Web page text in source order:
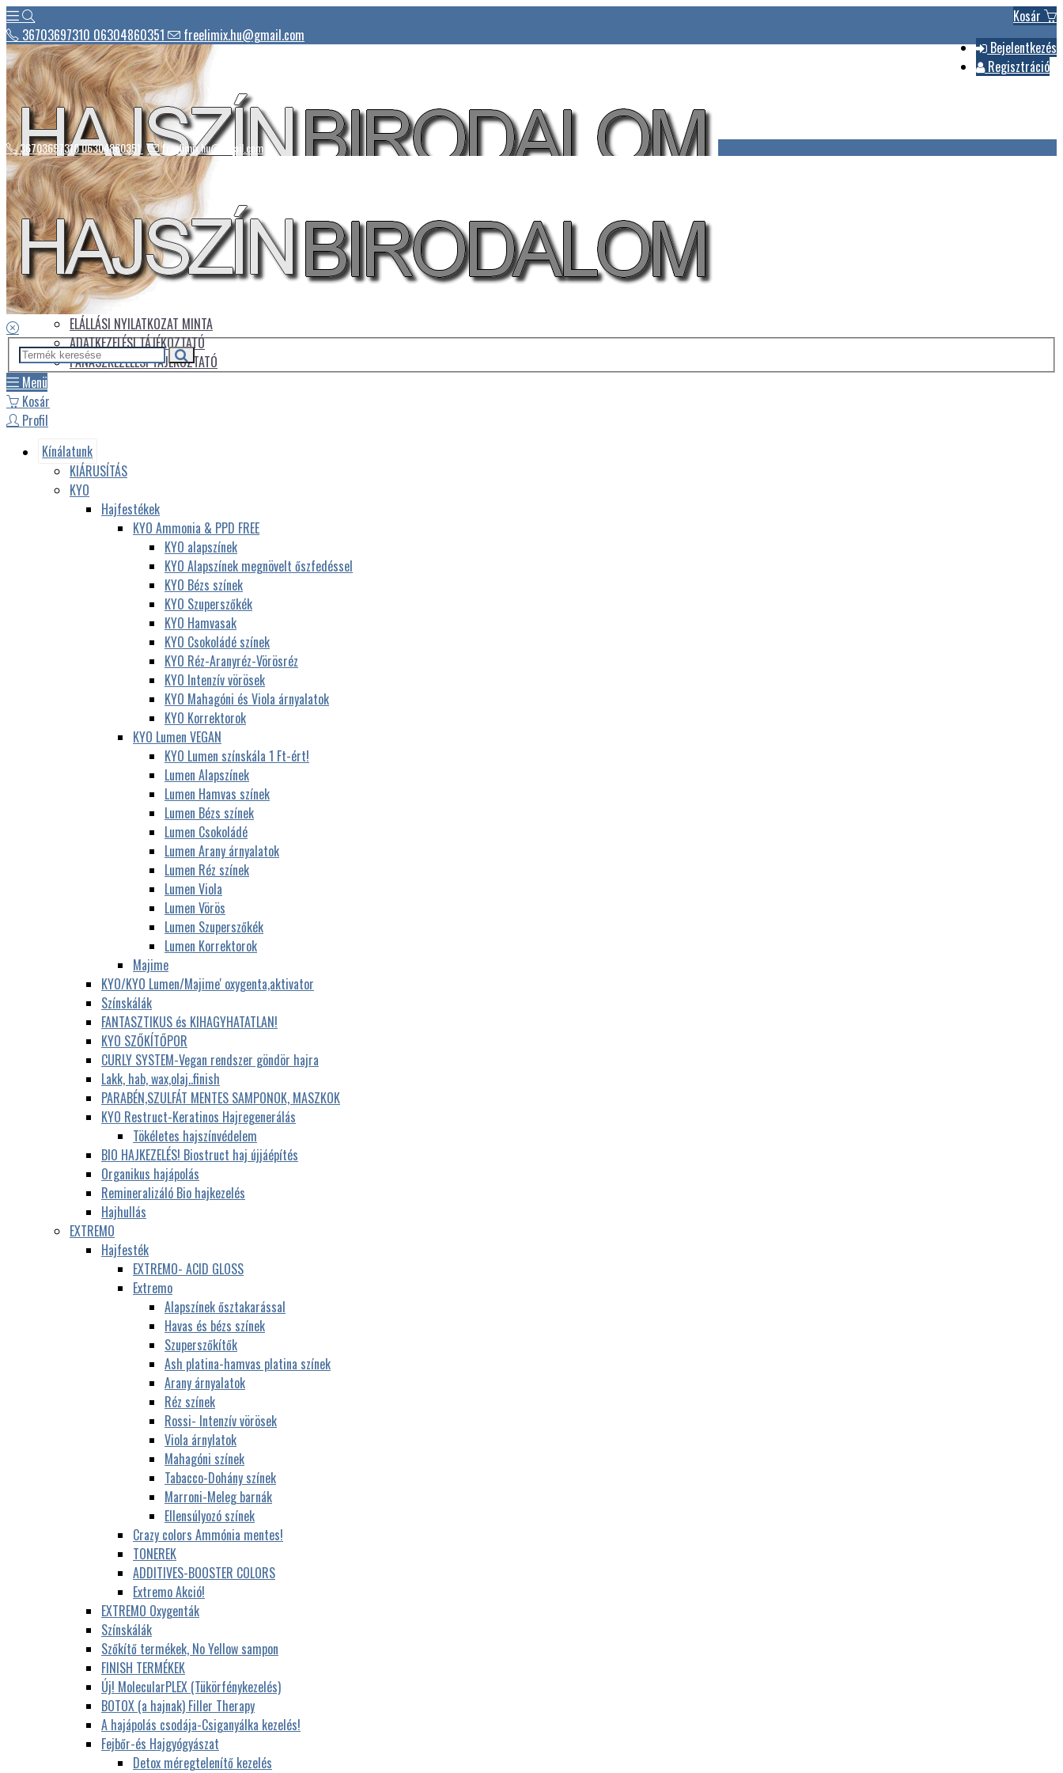
Kosár
Bejelentkezés
Regisztráció
36703697310 06304860351 freelimix.hu@gmail.com
Hírek
Csomagautomaták listája
Üdvözlet
Az áruház kezelése
Üzletszabályzat
ELÁLLÁSI NYILATKOZAT MINTA
ADATKEZELÉSI TÁJÉKOZTATÓ
PANASZKEZELÉSI TÁJÉKOZTATÓ
36703697310 06304860351 freelimix.hu@gmail.com
Menü
Kosár
Profil
Kínálatunk
KIÁRUSÍTÁS
KYO
Hajfestékek
KYO Ammonia & PPD FREE
KYO alapszínek
KYO Alapszínek megnövelt őszfedéssel
KYO Bézs színek
KYO Szuperszőkék
KYO Hamvasak
KYO Csokoládé színek
KYO Réz-Aranyréz-Vörösréz
KYO Intenzív vörösek
KYO Mahagóni és Viola árnyalatok
KYO Korrektorok
KYO Lumen VEGAN
KYO Lumen színskála 1 Ft-ért!
Lumen Alapszínek
Lumen Hamvas színek
Lumen Bézs színek
Lumen Csokoládé
Lumen Arany árnyalatok
Lumen Réz színek
Lumen Viola
Lumen Vörös
Lumen Szuperszőkék
Lumen Korrektorok
Majime
KYO/KYO Lumen/Majime' oxygenta,aktivator
Színskálák
FANTASZTIKUS és KIHAGYHATATLAN!
KYO SZŐKÍTŐPOR
CURLY SYSTEM-Vegan rendszer göndör hajra
Lakk, hab, wax,olaj..finish
PARABÉN,SZULFÁT MENTES SAMPONOK, MASZKOK
KYO Restruct-Keratinos Hajregenerálás
Tökéletes hajszínvédelem
BIO HAJKEZELÉS! Biostruct haj újjáépítés
Organikus hajápolás
Remineralizáló Bio hajkezelés
Hajhullás
EXTREMO
Hajfesték
EXTREMO- ACID GLOSS
Extremo
Alapszínek ősztakarással
Havas és bézs színek
Szuperszőkítők
Ash platina-hamvas platina színek
Arany árnyalatok
Réz színek
Rossi- Intenzív vörösek
Viola árnylatok
Mahagóni színek
Tabacco-Dohány színek
Marroni-Meleg barnák
Ellensúlyozó színek
Crazy colors Ammónia mentes!
TONEREK
ADDITIVES-BOOSTER COLORS
Extremo Akció!
EXTREMO Oxygenták
Színskálák
Szőkítő termékek, No Yellow sampon
FINISH TERMÉKEK
Új! MolecularPLEX (Tükörfénykezelés)
BOTOX (a hajnak) Filler Therapy
A hajápolás csodája-Csiganyálka kezelés!
Fejbőr-és Hajgyógyászat
Detox méregtelenítő kezelés